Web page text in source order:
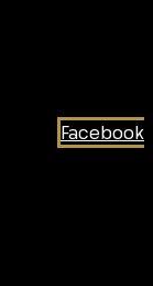
Facebook